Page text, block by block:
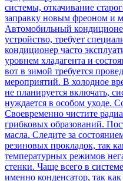
системы, откачивание
заправку новым фреоном и
Автомобильный
устройство, требует
кондиционер часто
уровнем хладагента и
вот в зимой требуется
мероприятий. В холодное
не планируется включать,
нуждается в особом уходе.
Своевременно чистите
грибковых образований.
масла. Следите за
резиновых прокладок, так
температурных режимов
стенки. Чаще всего в
именно конденсатор, так